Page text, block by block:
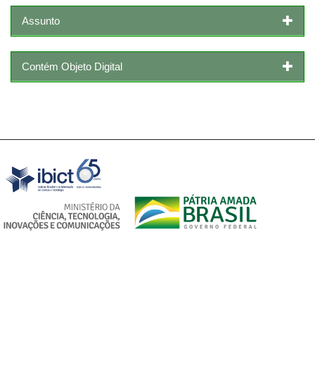
Assunto
Contém Objeto Digital